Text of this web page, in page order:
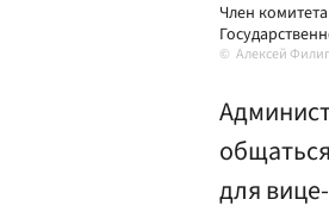
Член
Алексей
для